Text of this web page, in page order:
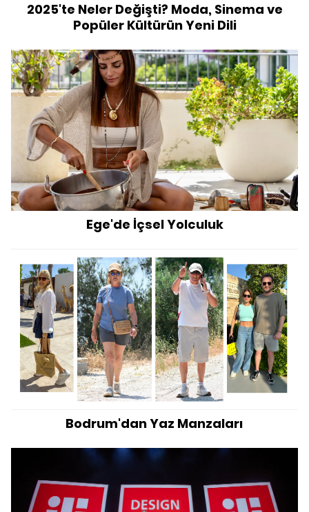
2025'te Neler Değişti? Moda, Sinema ve
Popüler Kültürün Yeni Dili
Ege'de İçsel Yolculuk
Bodrum'dan Yaz Manzaları